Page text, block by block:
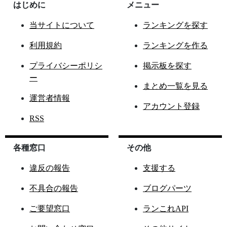
はじめに
当サイトについて
利用規約
プライバシーポリシ
ー
運営者情報
RSS
メニュー
ランキングを探す
ランキングを作る
掲示板を探す
まとめ一覧を見る
アカウント登録
各種窓口
違反の報告
不具合の報告
ご要望窓口
その他
支援する
ブログパーツ
ランこれAPI